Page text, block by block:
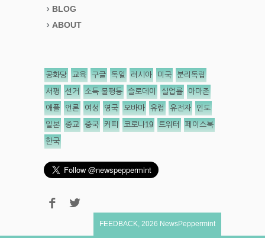
BLOG
ABOUT
공화당 교육 구글 독일 러시아 미국 분리독립
서평 선거 소득 불평등 슬로데이 실업률 아마존
애플 언론 여성 영국 오바마 유럽 유전자 인도
일본 종교 중국 커피 코로나19 트위터 페이스북
한국
FEEDBACK 2026 NewsPeppermint